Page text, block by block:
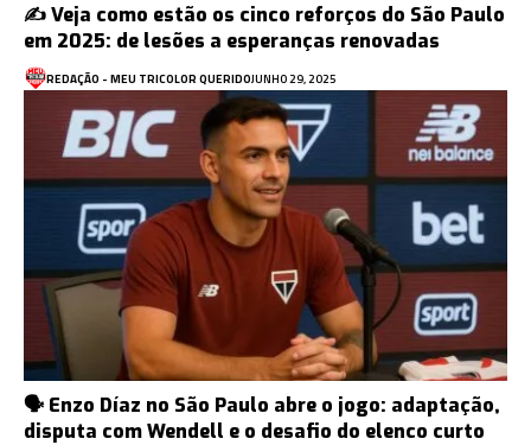
✍️ Veja como estão os cinco reforços do São Paulo
em 2025: de lesões a esperanças renovadas
REDAÇÃO - MEU TRICOLOR QUERIDOJUNHO 29, 2025
🗣️ Enzo Díaz no São Paulo abre o jogo: adaptação,
disputa com Wendell e o desafio do elenco curto